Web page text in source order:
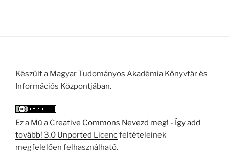
Készült a Magyar Tudományos Akadémia Könyvtár és
Információs Központjában.
Ez a Mű a Creative Commons Nevezd meg! - Így add
tovább! 3.0 Unported Licencfeltételeinek
megfelelően felhasználható.